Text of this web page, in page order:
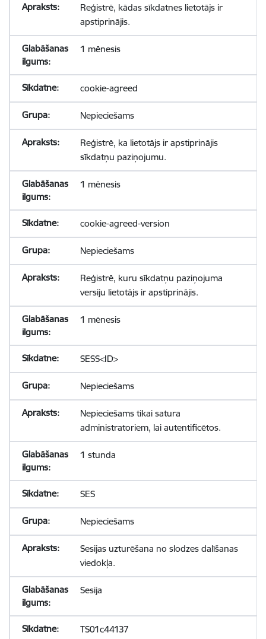
Reģistrē, kādas sīkdatnes lietotājs ir
apstiprinājis.
1 mēnesis
cookie-agreed
Nepieciešams
Reģistrē, ka lietotājs ir apstiprinājis
sīkdatņu paziņojumu.
1 mēnesis
cookie-agreed-version
Nepieciešams
Reģistrē, kuru sīkdatņu paziņojuma
versiju lietotājs ir apstiprinājis.
1 mēnesis
SESS<ID>
Nepieciešams
Nepieciešams tikai satura
administratoriem, lai autentificētos.
1 stunda
SES
Nepieciešams
Sesijas uzturēšana no slodzes dalīšanas
viedokļa.
Sesija
TS01c44137